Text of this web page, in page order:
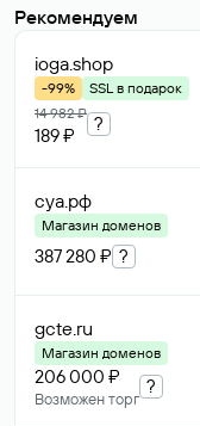
Рекомендуем
ioga.shop
-99%
SSL в подарок
14 982 ₽
189 ₽
?
суа.рф
Магазин доменов
387 280 ₽ ?
gcte.ru
Магазин доменов
206 000 ₽
Возможен торг
?